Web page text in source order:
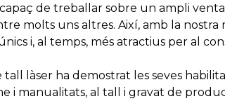
capaç de treballar sobre un ampli
molts uns altres. Així, amb la
i, al temps, més atractius per al
làser ha demostrat les seves
i manualitats, al tall i gravat de